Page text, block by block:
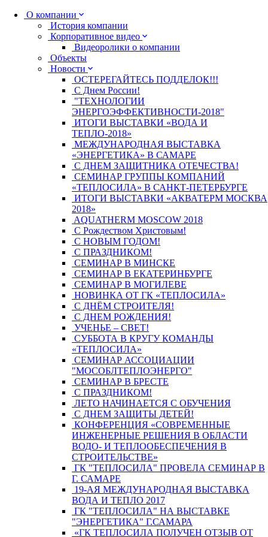
О компании
История компании
Корпоративное видео
Видеоролики о компании
Объекты
Новости
ОСТЕРЕГАЙТЕСЬ ПОДДЕЛОК!!!
С Днем России!
"ТЕХНОЛОГИИ
ЭНЕРГОЭФФЕКТИВНОСТИ-2018"
ИТОГИ ВЫСТАВКИ «ВОДА И
ТЕПЛО-2018»
МЕЖДУНАРОДНАЯ ВЫСТАВКА
«ЭНЕРГЕТИКА» В САМАРЕ
С ДНЕМ ЗАЩИТНИКА ОТЕЧЕСТВА!
СЕМИНАР ГРУППЫ КОМПАНИЙ
«ТЕПЛОСИЛА» В САНКТ-ПЕТЕРБУРГЕ
ИТОГИ ВЫСТАВКИ «АКВАТЕРМ МОСКВА
2018»
AQUATHERM MOSCOW 2018
С Рождеством Христовым!
С НОВЫМ ГОДОМ!
С ПРАЗДНИКОМ!
СЕМИНАР В МИНСКЕ
СЕМИНАР В ЕКАТЕРИНБУРГЕ
СЕМИНАР В МОГИЛЕВЕ
НОВИНКА ОТ ГК «ТЕПЛОСИЛА»
С ДНЁМ СТРОИТЕЛЯ!
С ДНЕМ РОЖДЕНИЯ!
УЧЕНЬЕ – СВЕТ!
СУББОТА В КРУГУ КОМАНДЫ
«ТЕПЛОСИЛА»
СЕМИНАР АССОЦИАЦИИ
"МОСОБЛТЕПЛОЭНЕРГО"
СЕМИНАР В БРЕСТЕ
С ПРАЗДНИКОМ!
ЛЕТО НАЧИНАЕТСЯ С ОБУЧЕНИЯ
С ДНЕМ ЗАЩИТЫ ДЕТЕЙ!
КОНФЕРЕНЦИЯ «СОВРЕМЕННЫЕ
ИНЖЕНЕРНЫЕ РЕШЕНИЯ В ОБЛАСТИ
ВОДО- И ТЕПЛООБЕСПЕЧЕНИЯ В
СТРОИТЕЛЬСТВЕ»
ГК "ТЕПЛОСИЛА" ПРОВЕЛА СЕМИНАР В
Г. САМАРЕ
19-АЯ МЕЖДУНАРОДНАЯ ВЫСТАВКА
ВОДА И ТЕПЛО 2017
ГК "ТЕПЛОСИЛА" НА ВЫСТАВКЕ
"ЭНЕРГЕТИКА" Г.САМАРА
«ГК ТЕПЛОСИЛА ПОЛУЧЕН ОТЗЫВ ОТ